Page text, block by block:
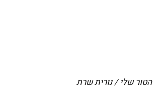
הטור שלי / נורית שרת